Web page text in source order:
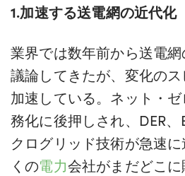
1.加速する送電網の近代化
業界では数年前から送電
議論してきたが、変化の
加速している。ネット・
務化に後押しされ、DER、
クログリッド技術が急速
くの電力会社がまだどこ